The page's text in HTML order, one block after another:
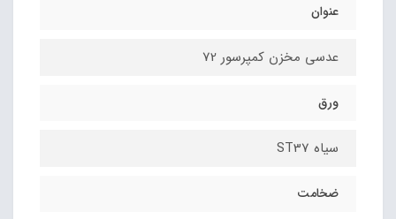
عنوان
عدسی مخزن کمپرسور 72
ورق
سیاه ST37
ضخامت